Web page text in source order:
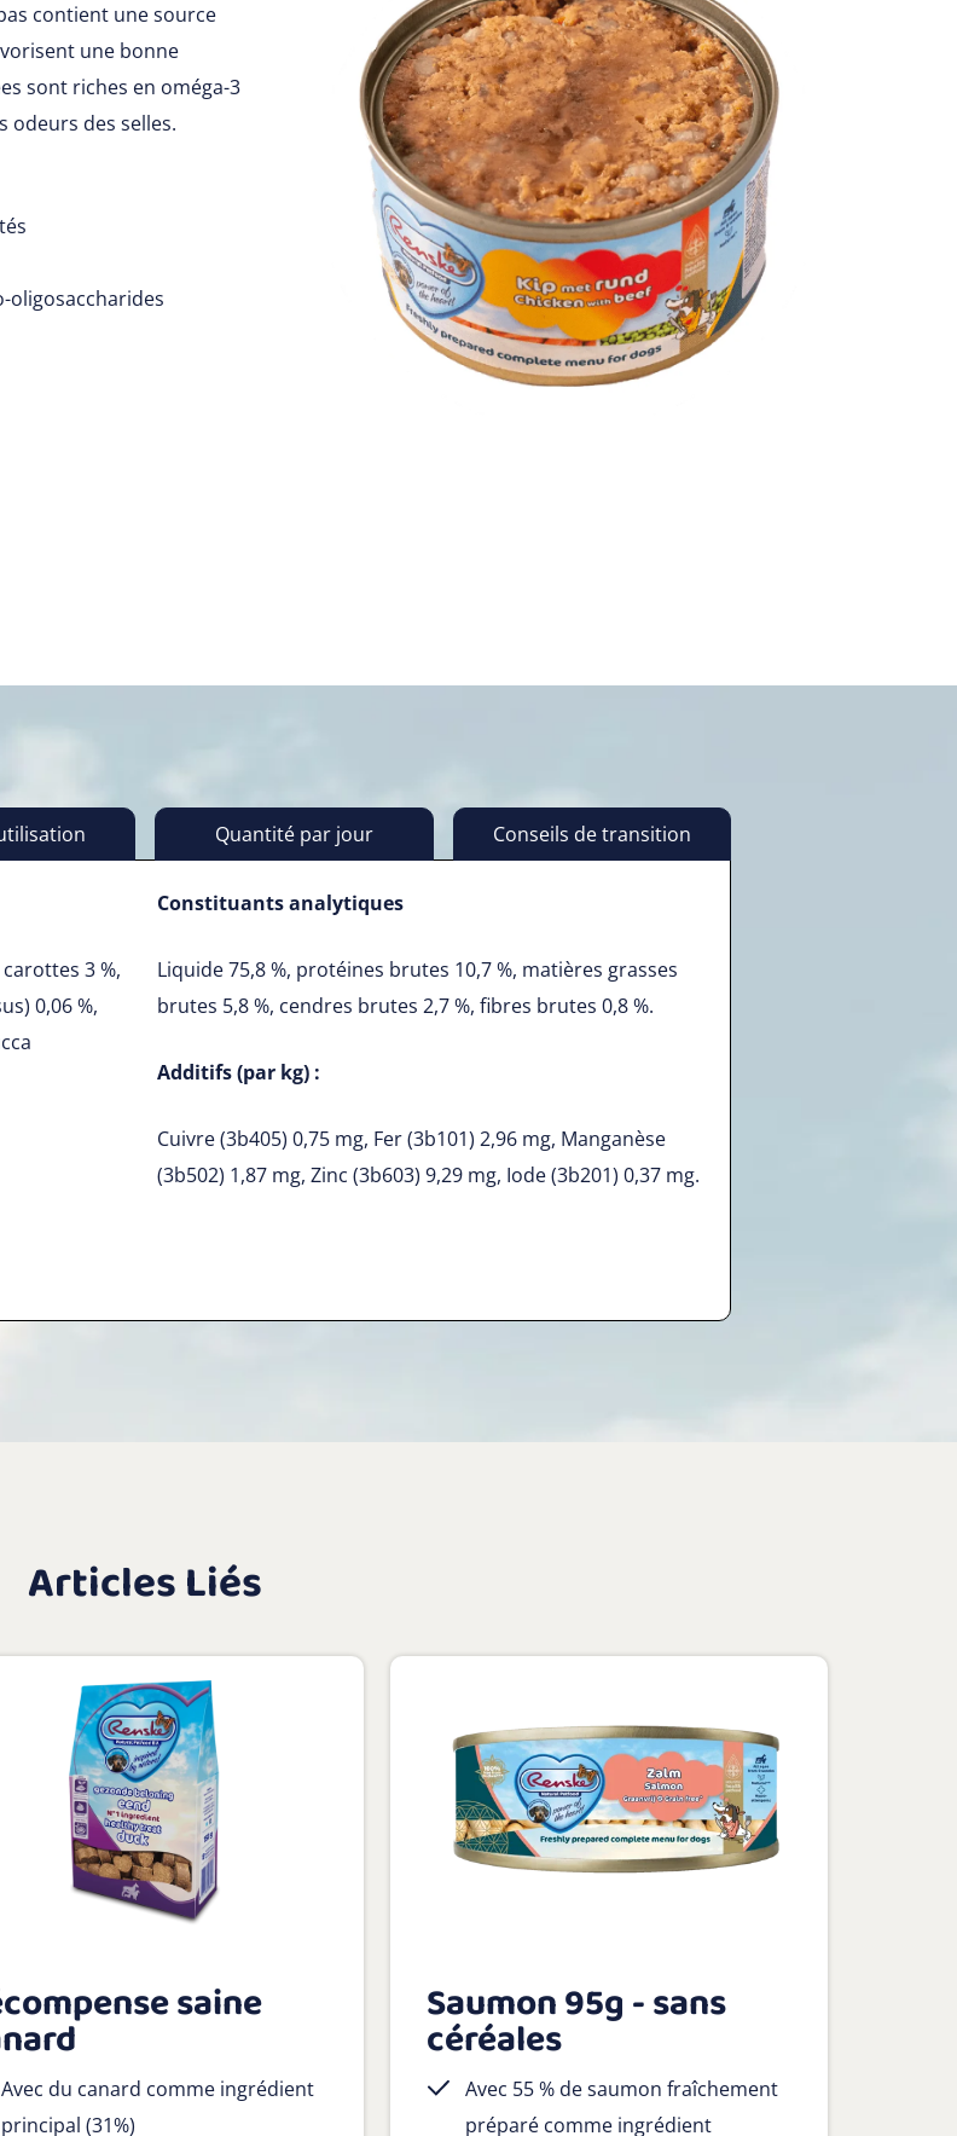
contient une source
une bonne
sont riches en oméga-3
odeurs des selles.
oligosaccharides
Quantité par jour Conseils de transition
3 %,
0,06 %,
Constituants analytiques
Liquide 75,8 %, protéines brutes 10,7 %, matières grasses
brutes 5,8 %, cendres brutes 2,7 %, fibres brutes 0,8 %.
Additifs (par kg) :
Cuivre (3b405) 0,75 mg, Fer (3b101) 2,96 mg, Manganèse
(3b502) 1,87 mg, Zinc (3b603) 9,29 mg, Iode (3b201) 0,37 mg.
Articles Liés
saine
Avec du canard comme ingrédient
principal (31%)
Saumon 95g - sans
céréales
Avec 55 % de saumon fraîchement
préparé comme ingrédient